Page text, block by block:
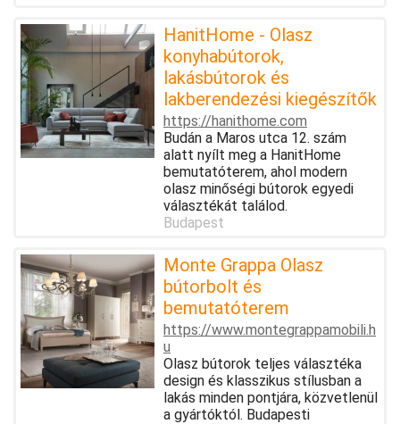
HanitHome - Olasz
konyhabútorok,
lakásbútorok és
lakberendezési kiegészítők
https://hanithome.com
Budán a Maros utca 12. szám
alatt nyílt meg a HanitHome
bemutatóterem, ahol modern
olasz minőségi bútorok egyedi
választékát találod.
Budapest
Monte Grappa Olasz
bútorbolt és
bemutatóterem
https://www.montegrappamobili.h
u
Olasz bútorok teljes választéka
design és klasszikus stílusban a
lakás minden pontjára, közvetlenül
a gyártóktól. Budapesti